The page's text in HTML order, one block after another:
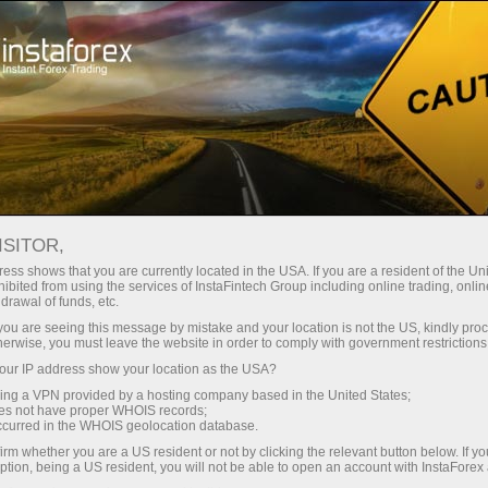
Tentang InstaForex Berita Perusahaan
ZVOLEN INGIN
MENEGASKAN
KEPEMIMPINAN
shows that you are currently located in the USA. If you are a resident of the
from using the services of InstaFintech Group including online trading,
of funds, etc.
are seeing this message by mistake and your location is not the US, kindly
you must leave the website in order to comply with government
IP address show your location as the USA?
a VPN provided by a hosting company based in the United States;
not have proper WHOIS records;
in the WHOIS geolocation database.
whether you are a US resident or not by clicking the relevant button below. If
being a US resident, you will not be able to open an account with InstaForex